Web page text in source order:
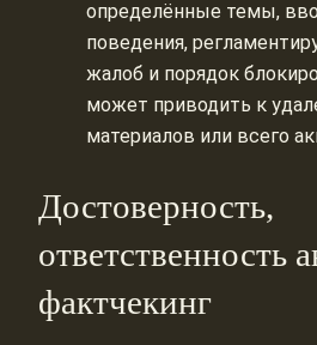
определённые темы,
поведения,
жалоб и порядок
может приводить к
материалов или всего
Достоверность,
ответственность
фактчекинг